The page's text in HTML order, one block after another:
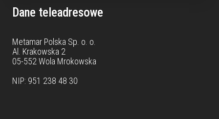
Dane teleadresowe
Metamar Polska Sp. o. o.
Al. Krakowska 2
05-552 Wola Mrokowska
NIP: 951 238 48 30